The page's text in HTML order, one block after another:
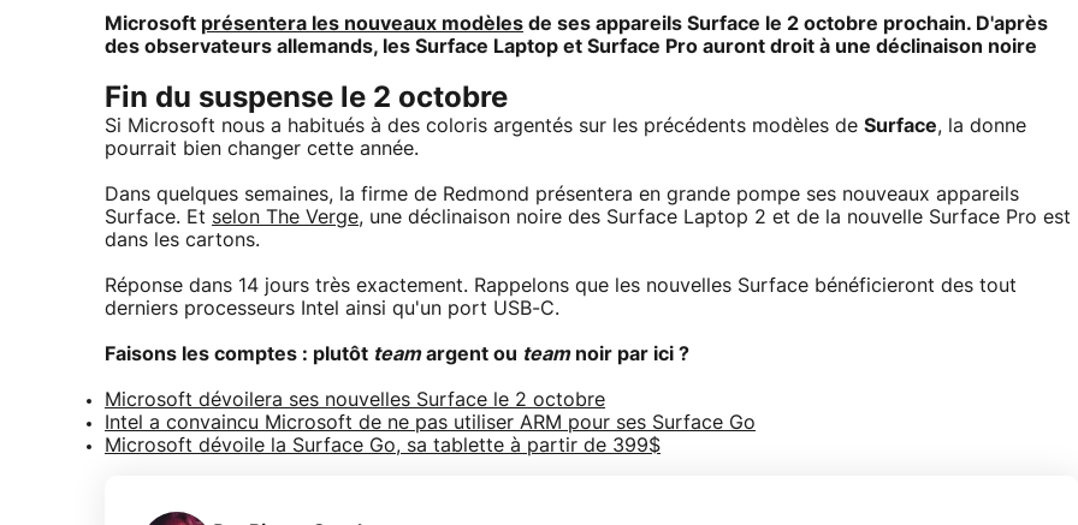
Microsoft présentera les nouveaux modèles de ses appareils Surface le 2 octobre prochain. D'après
des observateurs allemands, les Surface Laptop et Surface Pro auront droit à une déclinaison noire
Fin du suspense le 2 octobre
Si Microsoft nous a habitués à des coloris argentés sur les précédents modèles de Surface, la donne
pourrait bien changer cette année.
Dans quelques semaines, la firme de Redmond présentera en grande pompe ses nouveaux appareils
Surface. Et selon The Verge, une déclinaison noire des Surface Laptop 2 et de la nouvelle Surface Pro est
dans les cartons.
Réponse dans 14 jours très exactement. Rappelons que les nouvelles Surface bénéficieront des tout
derniers processeurs Intel ainsi qu'un port USB-C.
Faisons les comptes : plutôt teamargent ou teamnoir par ici ?
Microsoft dévoilera ses nouvelles Surface le 2 octobre
Intel a convaincu Microsoft de ne pas utiliser ARM pour ses Surface Go
Microsoft dévoile la Surface Go, sa tablette à partir de 399$